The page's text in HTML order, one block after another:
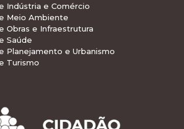
Indústria e Comércio
Meio Ambiente
Obras e Infraestrutura
Saúde
Planejamento e Urbanismo
Turismo